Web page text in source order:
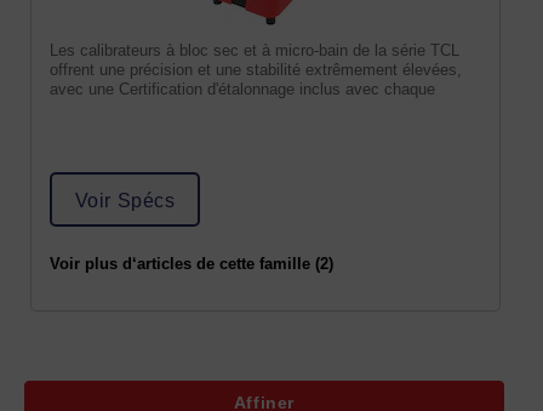
Les calibrateurs à bloc sec et à micro-bain de la série TCL
offrent une précision et une stabilité extrêmement élevées,
avec une Certification d'étalonnage inclus avec chaque
Voir Spécs
Voir plus d‘articles de cette famille (2)
Affiner